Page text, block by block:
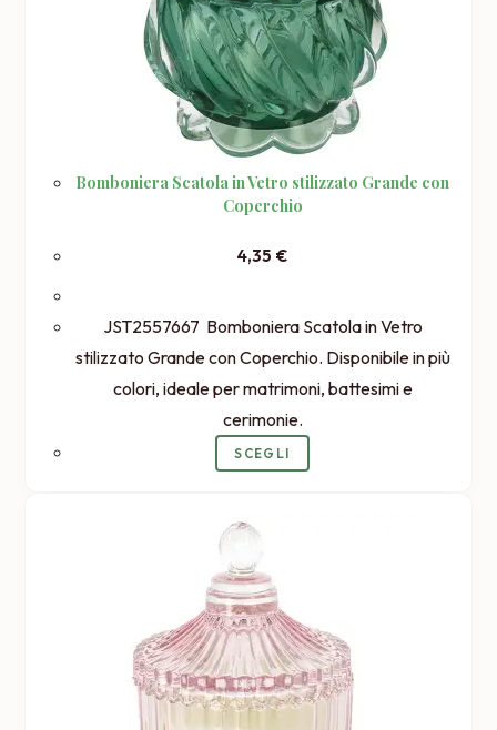
Bomboniera Scatola in Vetro stilizzato Grande con
Coperchio
4,35 €
JST2557667 Bomboniera Scatola in Vetro
stilizzato Grande con Coperchio. Disponibile in più
colori, ideale per matrimoni, battesimi e
cerimonie.
SCEGLI
prodotto
possono
essere
scelte